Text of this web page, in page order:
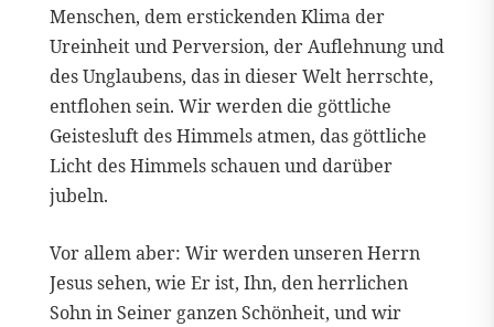
Menschen, dem erstickenden Klima der
Ureinheit und Perversion, der Auflehnung und
des Unglaubens, das in dieser Welt herrschte,
entflohen sein. Wir werden die göttliche
Geistesluft des Himmels atmen, das göttliche
Licht des Himmels schauen und darüber
jubeln.
Vor allem aber: Wir werden unseren Herrn
Jesus sehen, wie Er ist, Ihn, den herrlichen
Sohn in Seiner ganzen Schönheit, und wir